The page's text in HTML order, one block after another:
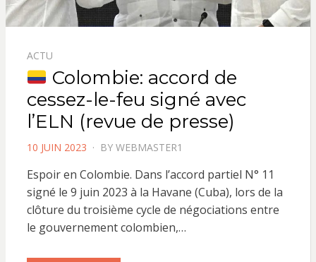
ACTU
Colombie: accord de
cessez-le-feu signé avec
l’ELN (revue de presse)
POSTED
10 JUIN 2023 BY WEBMASTER1
Espoir en Colombie. Dans l’accord partiel N° 11
signé le 9 juin 2023 à la Havane (Cuba), lors de la
clôture du troisième cycle de négociations entre
le gouvernement colombien,…